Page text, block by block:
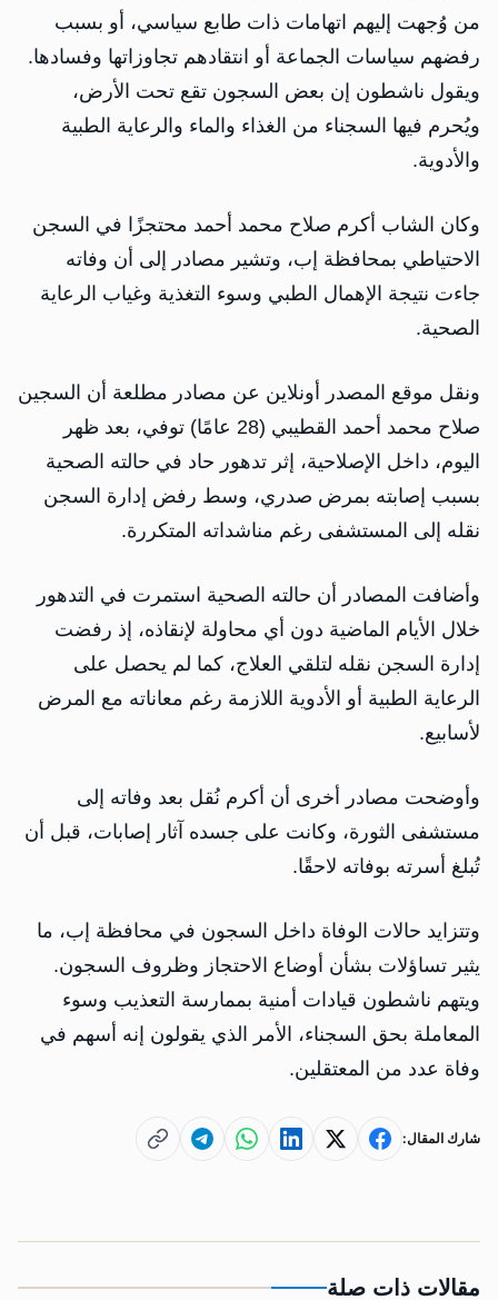
من وُجهت إليهم اتهامات ذات طابع سياسي، أو بسبب
رفضهم سياسات الجماعة أو انتقادهم تجاوزاتها وفسادها.
ويقول ناشطون إن بعض السجون تقع تحت الأرض،
ويُحرم فيها السجناء من الغذاء والماء والرعاية الطبية
والأدوية.
وكان الشاب أكرم صلاح محمد أحمد محتجزًا في السجن
الاحتياطي بمحافظة إب، وتشير مصادر إلى أن وفاته
جاءت نتيجة الإهمال الطبي وسوء التغذية وغياب الرعاية
الصحية.
ونقل موقع المصدر أونلاين عن مصادر مطلعة أن السجين
صلاح محمد أحمد القطيبي (28 عامًا) توفي، بعد ظهر
اليوم، داخل الإصلاحية، إثر تدهور حاد في حالته الصحية
بسبب إصابته بمرض صدري، وسط رفض إدارة السجن
نقله إلى المستشفى رغم مناشداته المتكررة.
وأضافت المصادر أن حالته الصحية استمرت في التدهور
خلال الأيام الماضية دون أي محاولة لإنقاذه، إذ رفضت
إدارة السجن نقله لتلقي العلاج، كما لم يحصل على
الرعاية الطبية أو الأدوية اللازمة رغم معاناته مع المرض
لأسابيع.
وأوضحت مصادر أخرى أن أكرم نُقل بعد وفاته إلى
مستشفى الثورة، وكانت على جسده آثار إصابات، قبل أن
تُبلغ أسرته بوفاته لاحقًا.
وتتزايد حالات الوفاة داخل السجون في محافظة إب، ما
يثير تساؤلات بشأن أوضاع الاحتجاز وظروف السجون.
ويتهم ناشطون قيادات أمنية بممارسة التعذيب وسوء
المعاملة بحق السجناء، الأمر الذي يقولون إنه أسهم في
وفاة عدد من المعتقلين.
شارك المقال:
مقالات ذات صلة